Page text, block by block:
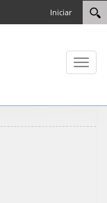
Iniciar
Toggle